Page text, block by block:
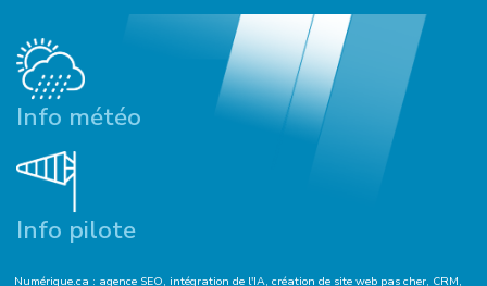
Info météo
Info pilote
Numérique.ca : agence SEO, intégration de l'IA,création de site web pas cher, CRM,